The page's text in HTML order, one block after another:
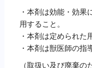
・本剤は効能・効果
用すること。
・本剤は定められた
・本剤は獣医師の指
（取扱い及び廃棄の